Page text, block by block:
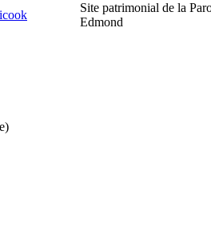
Site patrimonial de la
Edmond